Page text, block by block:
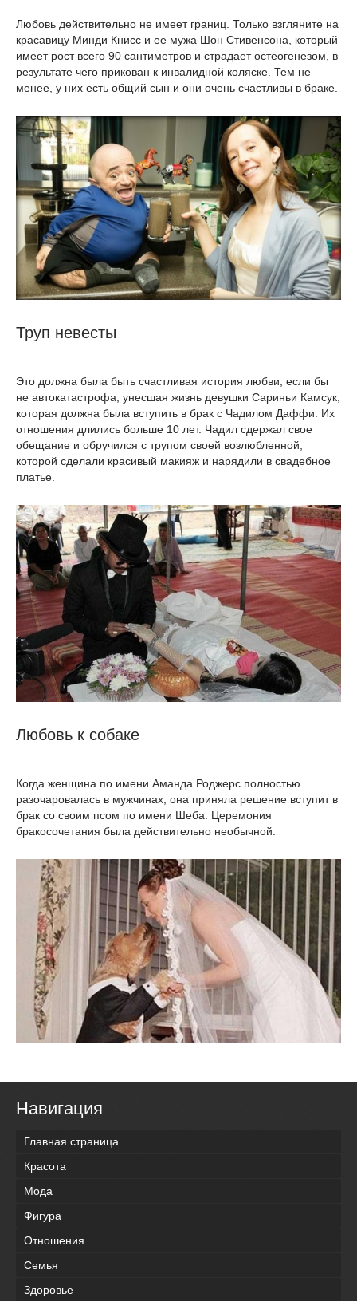
Любовь действительно не имеет границ. Только взгляните на
красавицу Минди Книсс и ее мужа Шон Стивенсона, который
имеет рост всего 90 сантиметров и страдает остеогенезом, в
результате чего прикован к инвалидной коляске. Тем не
менее, у них есть общий сын и они очень счастливы в браке.
Труп невесты
Это должна была быть счастливая история любви, если бы
не автокатастрофа, унесшая жизнь девушки Сариньи Камсук,
которая должна была вступить в брак с Чадилом Даффи. Их
отношения длились больше 10 лет. Чадил сдержал свое
обещание и обручился с трупом своей возлюбленной,
которой сделали красивый макияж и нарядили в свадебное
платье.
Любовь к собаке
Когда женщина по имени Аманда Роджерс полностью
разочаровалась в мужчинах, она приняла решение вступит в
брак со своим псом по имени Шеба. Церемония
бракосочетания была действительно необычной.
Навигация
Главная страница
Красота
Мода
Фигура
Отношения
Семья
Здоровье